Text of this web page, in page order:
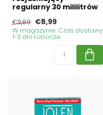
regularny 30 mililitrów
€9,89 €8,99
W magazynie. Czas dostawy
1-3 dni robocze